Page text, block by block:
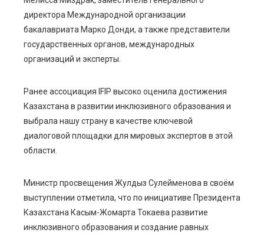
директора Международной организации
бакалавриата Марко Донди, а также представители
государственных органов, международных
организаций и эксперты.
Ранее ассоциация IFIP высоко оценила достижения
Казахстана в развитии инклюзивного образования и
выбрала нашу страну в качестве ключевой
диалоговой площадки для мировых экспертов в этой
области.
Министр просвещения Жулдыз Сулейменова в своём
выступлении отметила, что по инициативе Президента
Казахстана Касым-Жомарта Токаева развитие
инклюзивного образования и создание равных